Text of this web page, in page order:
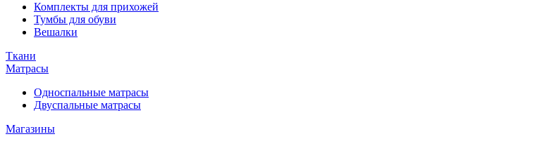
Комплекты для прихожей
Тумбы для обуви
Вешалки
Ткани
Матрасы
Односпальные матрасы
Двуспальные матрасы
Магазины